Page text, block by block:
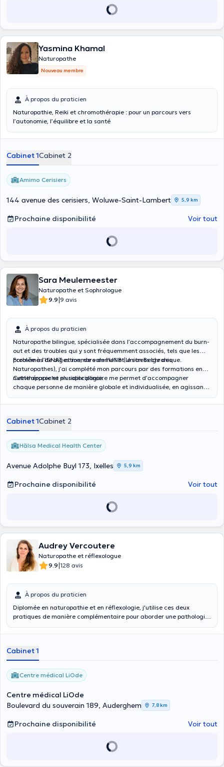
Yasmina Khamal
Naturopathe
Nouveau membre
À propos du praticien
Naturopathie, Reiki et chromothérapie : pour un parcours vers
l’autonomie, l’équilibre et la santé
Cabinet 1Cabinet 2
Amimo Cerisiers
144 avenue des cerisiers, Woluwe-Saint-Lambert 5,9 km
Prochaine disponibilité Voir tout
Sara Meulemeester
Naturopathe et Sophrologue
9.9|9 avis
À propos du praticien
Naturopathe bilingue, spécialisée dans l’accompagnement du burn-
out et des troubles qui y sont fréquemment associés, tels que les
problèmes de digestion, de sommeil et le stress chronique.
Formée à l’ISNAT et membre de l’UNB (Union Belge des
Naturopathes), j’ai complété mon parcours par des formations en
nutrithérapie et en sophrologie.
Cette approche pluridisciplinaire me permet d’accompagner
chaque personne de manière globale et individualisée, en agissant
Cabinet 1Cabinet 2
Hälsa Medical Health Center
Avenue Adolphe Buyl 173, Ixelles 5,9 km
Prochaine disponibilité Voir tout
Audrey Vercoutere
Naturopathe et réflexologue
9.9|128 avis
À propos du praticien
Diplomée en naturopathie et en réflexologie, j'utilise ces deux
pratiques de manière complémentaire pour aborder une pathologie
physique et psychique, les deux communiquent en permanence. La
réequilibrer les différents systèmes (nerveux, digestif, circulatoire,
énergétiques...) augmente la vitalité de l’organisme et ses défenses
naturelles. . A chaque étape de la vie, elle procure un immense bien
être en relachant des endorphines dans le corps.
Cabinet 1
Centre médical LiOde
Centre médical LiOde
Boulevard du souverain 189, Auderghem
7,8 km
Prochaine disponibilité Voir tout